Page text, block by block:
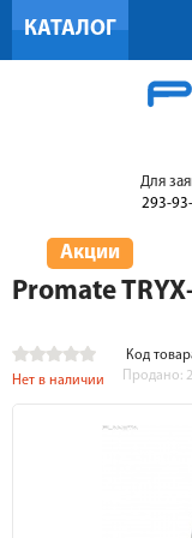
КАТАЛОГ
Для
293-
Акции
Promate
Код
Нет в наличии
Продано: